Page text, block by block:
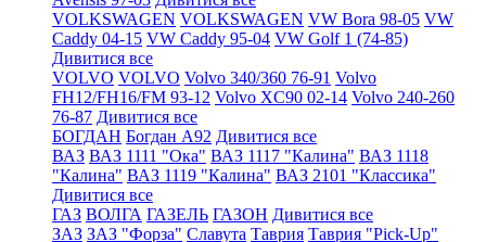
VOLKSWAGEN VOLKSWAGEN VW Bora 98-05 VW
Caddy 04-15 VW Caddy 95-04 VW Golf 1 (74-85)
Дивитися все
VOLVO VOLVO Volvo 340/360 76-91 Volvo
FH12/FH16/FM 93-12 Volvo XC90 02-14 Volvo 240-260
76-87 Дивитися все
БОГДАН Богдан А92 Дивитися все
ВАЗ ВАЗ 1111 "Ока" ВАЗ 1117 "Калина" ВАЗ 1118
"Калина" ВАЗ 1119 "Калина" ВАЗ 2101 "Классика"
Дивитися все
ГАЗ ВОЛГА ГАЗЕЛЬ ГАЗОН Дивитися все
ЗАЗ ЗАЗ "Форза" Славута Таврия Таврия "Pick-Up"